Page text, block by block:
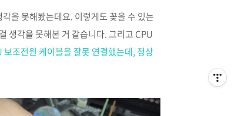
을 못해봤는데요. 이렇게도 꽂을 수 있는
생각을 못해본 거 같습니다. 그리고 CPU
보조전원 케이블을 잘못 연결했는데, 정상